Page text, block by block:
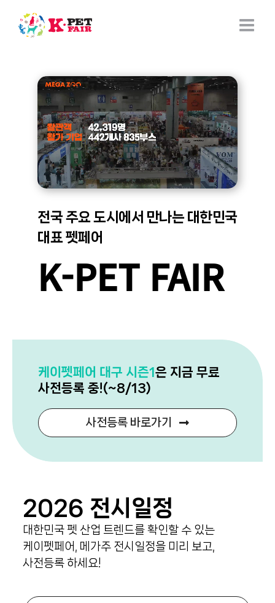
content
전국 주요 도시에서 만나는 대한민국
대표 펫페어
K-PET FAIR
케이펫페어 대구 시즌1은 지금 무료
사전등록 중!(~8/13)
사전등록 바로가기
2026 전시일정
대한민국 펫 산업 트렌드를 확인할 수 있는
케이펫페어, 메가주 전시일정을 미리 보고,
사전등록 하세요!